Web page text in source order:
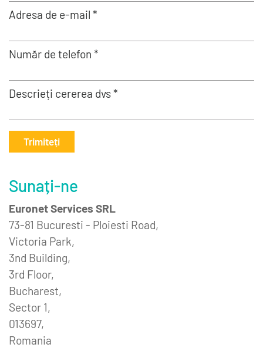
Adresa de e-mail *
Număr de telefon *
Descrieți cererea dvs *
Trimiteți
Sunați-ne
Euronet Services SRL
73-81 Bucuresti - Ploiesti Road,
Victoria Park,
3nd Building,
3rd Floor,
Bucharest,
Sector 1,
013697,
Romania